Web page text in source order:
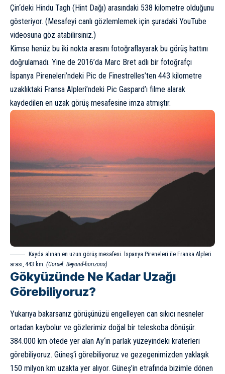
Çin‘deki Hindu Tagh (Hint Dağı) arasındaki 538 kilometre olduğunu
gösteriyor. (Mesafeyi canlı gözlemlemek için şuradaki YouTube
videosuna göz atabilirsiniz.)
Kimse henüz bu iki nokta arasını fotoğraflayarak bu görüş hattını
doğrulamadı. Yine de 2016’da Marc Bret adlı bir fotoğrafçı
İspanya Pireneleri’ndeki Pic de Finestrelles’ten 443 kilometre
uzaklıktaki Fransa Alpleri’ndeki Pic Gaspard’ı filme alarak
kaydedilen en uzak görüş mesafesine imza atmıştır.
Kayda alınan en uzun görüş mesafesi. İspanya Pireneleri ile Fransa Alpleri
arası, 443 km. (Görsel: Beyond-horizons)
Gökyüzünde Ne Kadar Uzağı
Görebiliyoruz?
Yukarıya bakarsanız görüşünüzü engelleyen can sıkıcı nesneler
ortadan kaybolur ve gözlerimiz doğal bir teleskoba dönüşür.
384.000 km ötede yer alan Ay‘ın parlak yüzeyindeki kraterleri
görebiliyoruz. Güneş‘i görebiliyoruz ve gezegenimizden yaklaşık
150 milyon km uzakta yer alıyor. Güneş’in etrafında bizimle dönen